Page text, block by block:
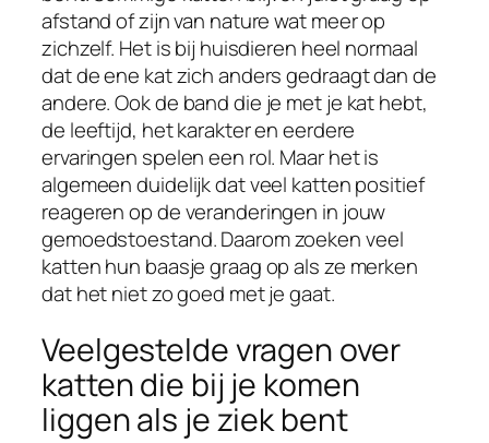
afstand of zijn van nature wat meer op
zichzelf. Het is bij huisdieren heel normaal
dat de ene kat zich anders gedraagt dan de
andere. Ook de band die je met je kat hebt,
de leeftijd, het karakter en eerdere
ervaringen spelen een rol. Maar het is
algemeen duidelijk dat veel katten positief
reageren op de veranderingen in jouw
gemoedstoestand. Daarom zoeken veel
katten hun baasje graag op als ze merken
dat het niet zo goed met je gaat.
Veelgestelde vragen over
katten die bij je komen
liggen als je ziek bent